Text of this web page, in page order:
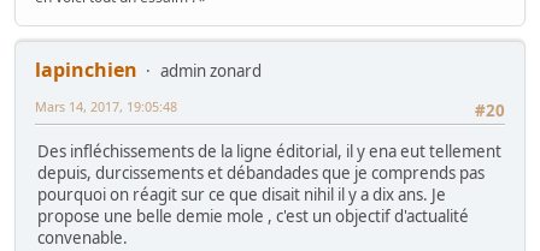
lapinchien
admin zonard
#20
Mars 14, 2017, 19:05:48
Des infléchissements de la ligne éditorial, il y ena eut tellement
depuis, durcissements et débandades que je comprends pas
pourquoi on réagit sur ce que disait nihil il y a dix ans. Je
propose une belle demie mole , c'est un objectif d'actualité
convenable.